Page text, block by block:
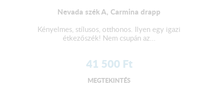
Nevada szék A, Carmina drapp
Kényelmes, stílusos, otthonos. Ilyen egy igazi
étkezőszék! Nem csupán az...
41 500 Ft
MEGTEKINTÉS